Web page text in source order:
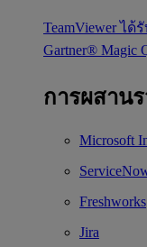
TeamViewer ไ
Gartner® Magic
การผสาน
Microsoft
Freshworks
Jira